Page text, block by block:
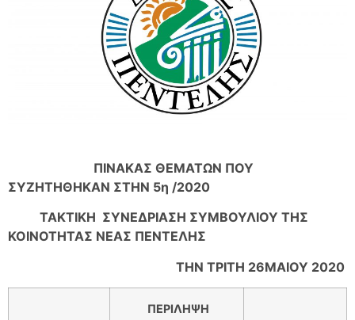
ΠΙΝΑΚΑΣ ΘΕΜΑΤΩΝ ΠΟΥ
ΣΥΖΗΤΗΘΗΚΑΝ ΣΤΗΝ 5η /2020
ΤΑΚΤΙΚΗ ΣΥΝΕΔΡΙΑΣΗ ΣΥΜΒΟΥΛΙΟΥ ΤΗΣ
ΚΟΙΝΟΤΗΤΑΣ ΝΕΑΣ ΠΕΝΤΕΛΗΣ
ΤΗΝ ΤΡΙΤΗ 26ΜΑΙΟΥ 2020
ΠΕΡΙΛΗΨΗ